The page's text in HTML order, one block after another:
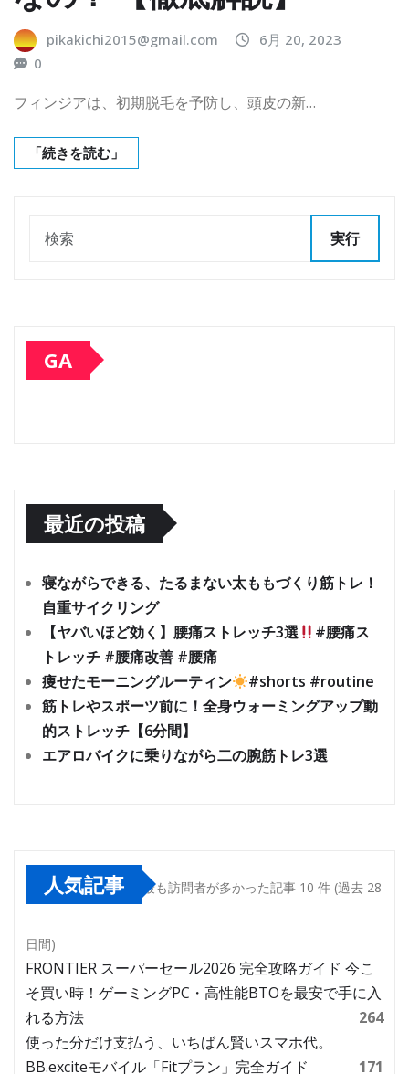
pikakichi2015@gmail.com
6月 20, 2023
0
フィンジアは、初期脱毛を予防し、頭皮の新…
「続きを読む」
実行
GA
最近の投稿
寝ながらできる、たるまない太ももづくり筋トレ！
自重サイクリング
【ヤバいほど効く】腰痛ストレッチ3選
#腰痛ス
トレッチ #腰痛改善 #腰痛
痩せたモーニングルーティン
#shorts #routine
筋トレやスポーツ前に！全身ウォーミングアップ動
的ストレッチ【6分間】
エアロバイクに乗りながら二の腕筋トレ3選
人気記事 最も訪問者が多かった記事 10 件 (過去 28
日間)
FRONTIER スーパーセール2026 完全攻略ガイド 今こ
そ買い時！ゲーミングPC・高性能BTOを最安で手に入
れる方法
264
使った分だけ支払う、いちばん賢いスマホ代。
BB.exciteモバイル「Fitプラン」完全ガイド
171